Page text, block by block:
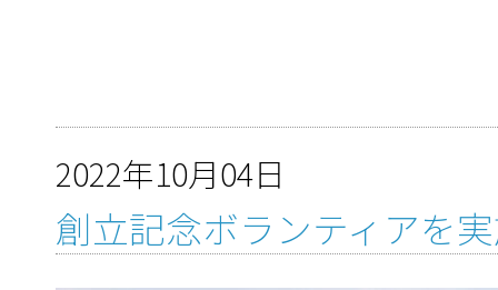
2022年10月04日
創立記念ボランティアを